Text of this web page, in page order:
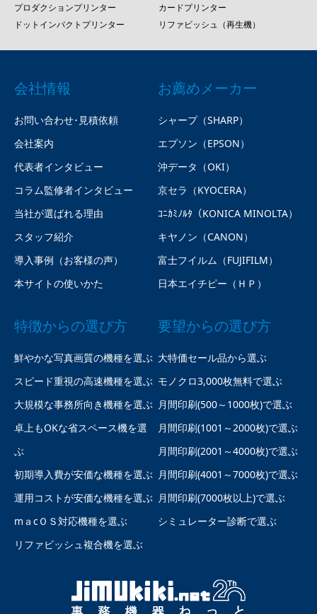
プロダクションプリンター
カードプリンター
ドットインパクトプリンター
リファビッシュ（再生機）
会社情報
お問い合わせ･見積依頼
会社案内
代表者インタビュー
コラム監修者インタビュー
当社が選ばれる理由
スタッフ紹介
導入事例（お客様の声）
本サイトの使いかた
お薦めメーカー
シャープ（SHARP）
エプソン（EPSON）
沖データ（OKI）
京セラ（KYOCERA）
ｺﾆｶﾐﾉﾙﾀ（KONICA MINOLTA）
キヤノン（CANON）
富士フイルム（FUJIFILM）
日本エイチピー（ＨＰ）
特徴からの選び方
鮮やかな写真画質の機種を選ぶ
スピード重視の高速機種を選ぶ
大規模な事務所向き機種を選ぶ
卓上もOKな省スペース機を選
ぶ
初期導入費が安価な機種を選ぶ
運用コストが安価な機種を選ぶ
mａcＯＳ対応機種を選ぶ
リファビッシュ複合機を選ぶ
要望からの選び方
大特価セール品から選ぶ
モノクロ3,000枚無料で選ぶ
月間印刷(500～1000枚)で選ぶ
月間印刷(1001～2000枚)で選ぶ
月間印刷(2001～4000枚)で選ぶ
月間印刷(4001～7000枚)で選ぶ
月間印刷(7000枚以上)で選ぶ
シミュレーター診断で選ぶ